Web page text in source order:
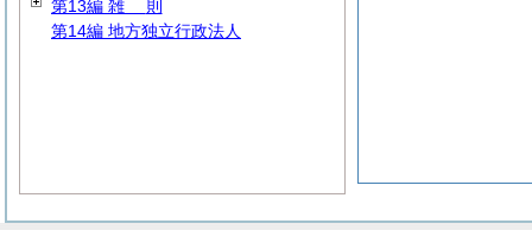
第13編 雑 則
第14編 地方独立行政法人